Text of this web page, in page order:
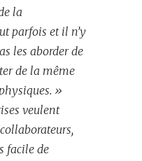
la
parfois et il n’y
les aborder de
de la même
»
veulent
facile de